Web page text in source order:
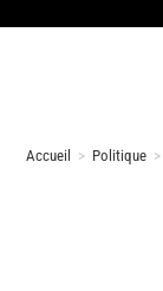
Accueil > Politique >